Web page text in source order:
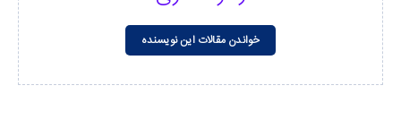
خواندن مقالات این نویسنده